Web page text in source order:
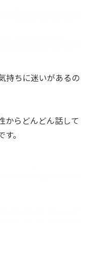
持ちに迷いがあるの
からどんどん話して
。